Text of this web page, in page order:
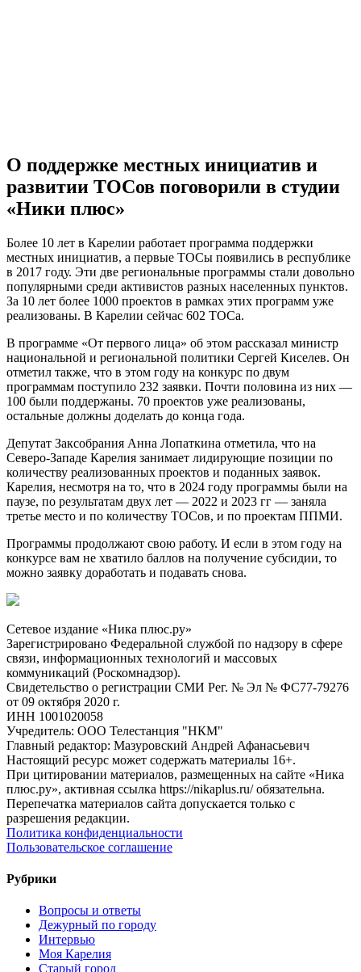
О поддержке местных инициатив и
развитии ТОСов поговорили в студии
«Ники плюс»
Более 10 лет в Карелии работает программа поддержки
местных инициатив, а первые ТОСы появились в республике
в 2017 году. Эти две региональные программы стали довольно
популярными среди активистов разных населенных пунктов.
За 10 лет более 1000 проектов в рамках этих программ уже
реализованы. В Карелии сейчас 602 ТОСа.
В программе «От первого лица» об этом рассказал министр
национальной и региональной политики Сергей Киселев. Он
отметил также, что в этом году на конкурс по двум
программам поступило 232 заявки. Почти половина из них —
100 были поддержаны. 70 проектов уже реализованы,
остальные должны доделать до конца года.
Депутат Заксобрания Анна Лопаткина отметила, что на
Северо-Западе Карелия занимает лидирующие позиции по
количеству реализованных проектов и поданных заявок.
Карелия, несмотря на то, что в 2024 году программы были на
паузе, по результатам двух лет — 2022 и 2023 гг — заняла
третье место и по количеству ТОСов, и по проектам ППМИ.
Программы продолжают свою работу. И если в этом году на
конкурсе вам не хватило баллов на получение субсидии, то
можно заявку доработать и подавать снова.
Сетевое издание «Ника плюс.ру»
Зарегистрировано Федеральной службой по надзору в сфере
связи, информационных технологий и массовых
коммуникаций (Роскомнадзор).
Свидетельство о регистрации СМИ Рег. № Эл № ФС77-79276
от 09 октября 2020 г.
ИНН 1001020058
Учредитель: ООО Телестанция "НКМ"
Главный редактор: Мазуровский Андрей Афанасьевич
Настоящий ресурс может содержать материалы 16+.
При цитировании материалов, размещенных на сайте «Ника
плюс.ру», активная ссылка https://nikaplus.ru/ обязательна.
Перепечатка материалов сайта допускается только с
разрешения редакции.
Политика конфиденциальности
Пользовательское соглашение
Рубрики
Вопросы и ответы
Дежурный по городу
Интервью
Моя Карелия
Старый город